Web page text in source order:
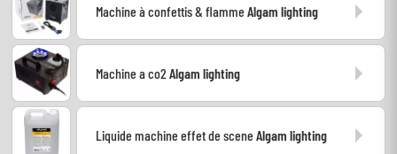
Micros & HF
DJ
Sono
Machine à confettis & flammeAlgam lighting
Machine a co2Algam lighting
Liquide machine effet de sceneAlgam lighting